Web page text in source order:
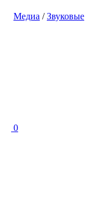
Медиа /Звуковые
0